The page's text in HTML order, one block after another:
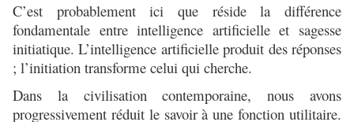
C’est probablement ici que réside la différence
fondamentale entre intelligence artificielle et sagesse
initiatique. L’intelligence artificielle produit des réponses
; l’initiation transforme celui qui cherche.
Dans la civilisation contemporaine, nous avons
progressivement réduit le savoir à une fonction utilitaire.